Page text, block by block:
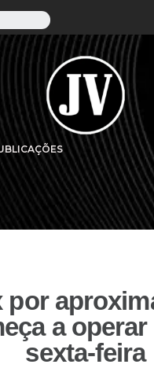
por
a operar
sexta-feira